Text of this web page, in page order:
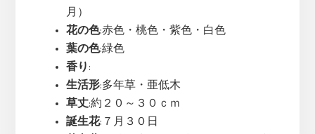
月）
花の色:赤色・桃色・紫色・白色
葉の色:緑色
香り :
生活形:多年草・亜低木
草丈:約２０～３０ｃｍ
誕生花:７月３０日